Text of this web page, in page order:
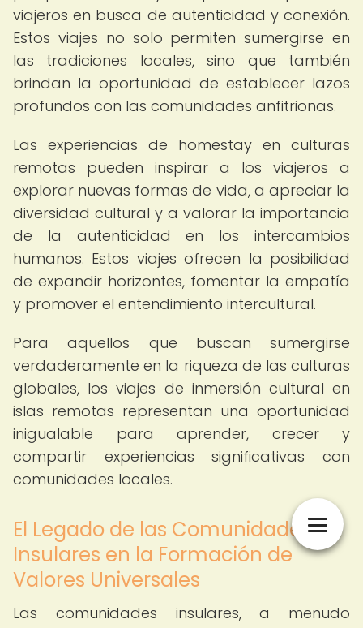
viajeros en busca de autenticidad y conexión.
Estos viajes no solo permiten sumergirse en
las tradiciones locales, sino que también
brindan la oportunidad de establecer lazos
profundos con las comunidades anfitrionas.
Las experiencias de homestay en culturas
remotas pueden inspirar a los viajeros a
explorar nuevas formas de vida, a apreciar la
diversidad cultural y a valorar la importancia
de la autenticidad en los intercambios
humanos. Estos viajes ofrecen la posibilidad
de expandir horizontes, fomentar la empatía
y promover el entendimiento intercultural.
Para aquellos que buscan sumergirse
verdaderamente en la riqueza de las culturas
globales, los viajes de inmersión cultural en
islas remotas representan una oportunidad
inigualable para aprender, crecer y
compartir experiencias significativas con
comunidades locales.
El Legado de las Comunidades
Insulares en la Formación de
Valores Universales
Las comunidades insulares, a menudo